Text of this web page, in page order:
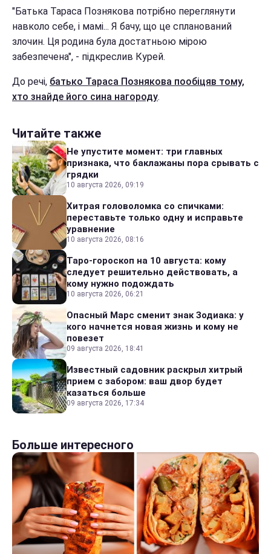
"Батька Тараса Познякова потрібно переглянути
навколо себе, і мамі... Я бачу, що це спланований
злочин. Ця родина була достатньою мірою
забезпечена", - підкреслив Курей.
До речі, батько Тараса Познякова пообіцяв тому,
хто знайде його сина нагороду.
Читайте также
Не упустите момент: три главных
признака, что баклажаны пора срывать с
грядки
10 августа 2026, 09:19
Хитрая головоломка со спичками:
переставьте только одну и исправьте
уравнение
10 августа 2026, 08:16
Таро-гороскоп на 10 августа: кому
следует решительно действовать, а
кому нужно подождать
10 августа 2026, 06:21
Опасный Марс сменит знак Зодиака: у
кого начнется новая жизнь и кому не
повезет
09 августа 2026, 18:41
Известный садовник раскрыл хитрый
прием с забором: ваш двор будет
казаться больше
09 августа 2026, 17:34
Больше интересного